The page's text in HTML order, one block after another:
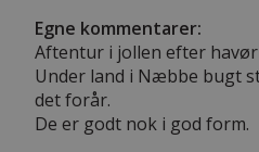
Egne kommentarer:
Aftentur i jollen efter
Under land i Næbbe bugt
det forår.
De er godt nok i god form.